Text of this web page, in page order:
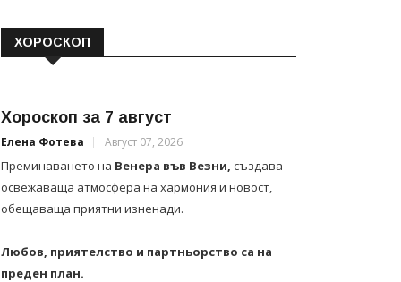
ХОРОСКОП
Хороскоп за 7 август
Елена Фотева Август 07, 2026
Преминаването на Венера във Везни, създава
освежаваща атмосфера на хармония и новост,
обещаваща приятни изненади.
Любов, приятелство и партньорство са на
преден план.